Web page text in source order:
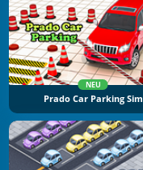
NEU
Prado Car Parking Sim